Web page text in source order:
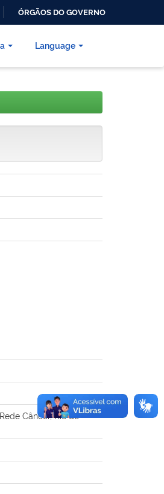
ÓRGÃOS DO GOVERNO
Language
Câncer, Rio de